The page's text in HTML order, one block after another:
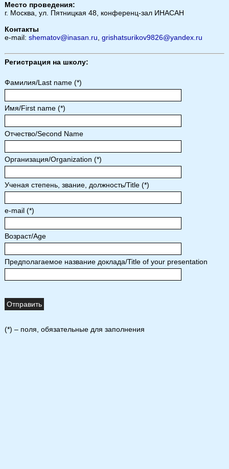
Место проведения:
г. Москва, ул. Пятницкая 48, конференц-зал ИНАСАН
Контакты
e-mail: shematov@inasan.ru grishatsurikov9826@yandex.ru
Регистрация на школу:
Фамилия/Last name (*)
Имя/First name (*)
Отчество/Second Name
Организация/Organization (*)
Ученая степень, звание, должность/Title (*)
e-mail (*)
Возраст/Age
Предполагаемое название доклада/Title of your presentation
(*) – поля, обязательные для заполнения